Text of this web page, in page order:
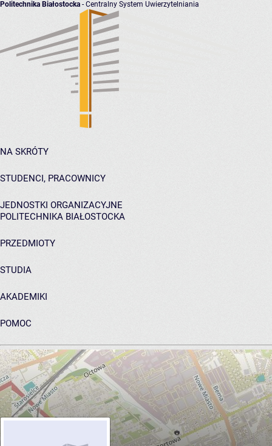
Politechnika Białostocka - Centralny System Uwierzytelniania
NA SKRÓTY
STUDENCI, PRACOWNICY
JEDNOSTKI ORGANIZACYJNE
POLITECHNIKA BIAŁOSTOCKA
PRZEDMIOTY
STUDIA
AKADEMIKI
POMOC
ARCHIWUM PRAC DYPLOMOWYCH